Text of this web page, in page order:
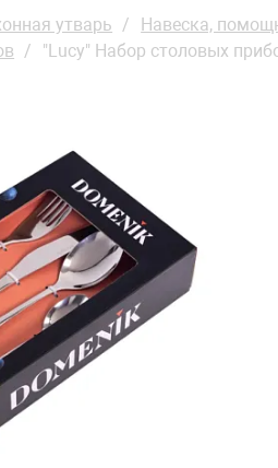
утварь Навеска,
"Lucy" Набор столовых